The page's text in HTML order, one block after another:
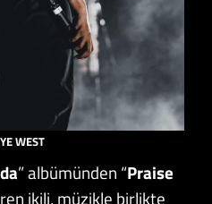
WEST
” albümünden “Praise
ikili, müzikle birlikte